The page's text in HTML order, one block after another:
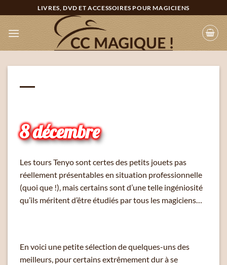
au
contenu
LIVRES, DVD ET ACCESSOIRES POUR MAGICIENS
8 décembre
Les tours Tenyo sont certes des petits jouets pas
réellement présentables en situation professionnelle
(quoi que !), mais certains sont d’une telle ingéniosité
qu’ils méritent d’être étudiés par tous les magiciens…
En voici une petite sélection de quelques-uns des
meilleurs, pour certains extrêmement dur à se